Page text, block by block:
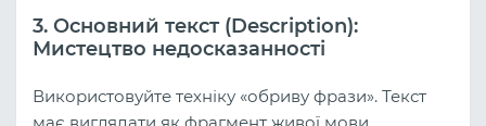
3. Основний текст (Description):
Мистецтво недосказанності
Використовуйте техніку «обриву фрази». Текст